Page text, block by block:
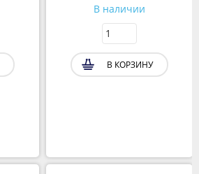
В наличии
В КОРЗИНУ